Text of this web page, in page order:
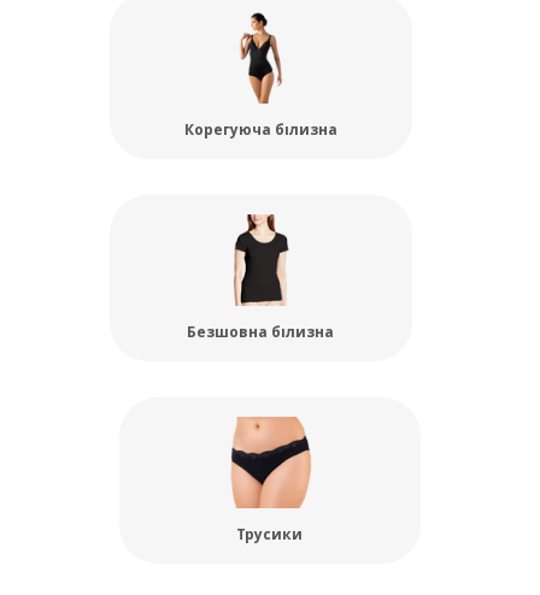
Корегуюча білизна
Безшовна білизна
Трусики